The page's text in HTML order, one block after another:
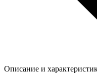
Описание и